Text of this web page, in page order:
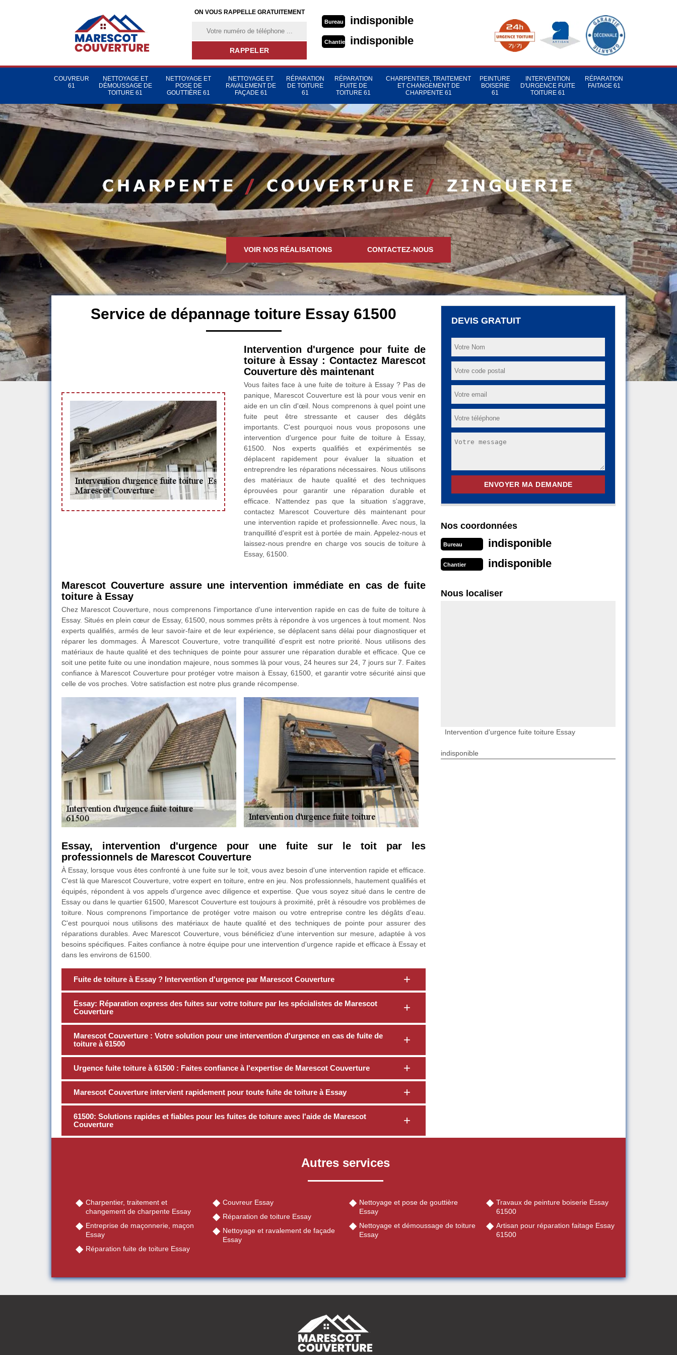
ON VOUS RAPPELLE GRATUITEMENT
Bureau indisponible
Chantier indisponible
COUVREUR
61
NETTOYAGE ET
DÉMOUSSAGE DE
TOITURE 61
NETTOYAGE ET
POSE DE
GOUTTIÈRE 61
NETTOYAGE ET
RAVALEMENT DE
FAÇADE 61
RÉPARATION
DE TOITURE
61
RÉPARATION
FUITE DE
TOITURE 61
CHARPENTIER, TRAITEMENT
ET CHANGEMENT DE
CHARPENTE 61
PEINTURE
BOISERIE
61
INTERVENTION
D'URGENCE FUITE
TOITURE 61
RÉPARATION
FAITAGE 61
VOIR NOS RÉALISATIONS CONTACTEZ-NOUS
Service de dépannage toiture Essay 61500
Intervention d'urgence pour fuite de
toiture à Essay : Contactez Marescot
Couverture dès maintenant
Vous faites face à une fuite de toiture à Essay ? Pas de
panique, Marescot Couverture est là pour vous venir en
aide en un clin d'œil. Nous comprenons à quel point une
fuite peut être stressante et causer des dégâts
importants. C'est pourquoi nous vous proposons une
intervention d'urgence pour fuite de toiture à Essay,
61500. Nos experts qualifiés et expérimentés se
déplacent rapidement pour évaluer la situation et
entreprendre les réparations nécessaires. Nous utilisons
des matériaux de haute qualité et des techniques
éprouvées pour garantir une réparation durable et
efficace. N'attendez pas que la situation s'aggrave,
contactez Marescot Couverture dès maintenant pour
une intervention rapide et professionnelle. Avec nous, la
tranquillité d'esprit est à portée de main. Appelez-nous et
laissez-nous prendre en charge vos soucis de toiture à
Essay, 61500.
Marescot Couverture assure une intervention immédiate en cas de fuite
toiture à Essay
Chez Marescot Couverture, nous comprenons l'importance d'une intervention rapide en cas de fuite de toiture à
Essay. Situés en plein cœur de Essay, 61500, nous sommes prêts à répondre à vos urgences à tout moment. Nos
experts qualifiés, armés de leur savoir-faire et de leur expérience, se déplacent sans délai pour diagnostiquer et
réparer les dommages. À Marescot Couverture, votre tranquillité d'esprit est notre priorité. Nous utilisons des
matériaux de haute qualité et des techniques de pointe pour assurer une réparation durable et efficace. Que ce
soit une petite fuite ou une inondation majeure, nous sommes là pour vous, 24 heures sur 24, 7 jours sur 7. Faites
confiance à Marescot Couverture pour protéger votre maison à Essay, 61500, et garantir votre sécurité ainsi que
celle de vos proches. Votre satisfaction est notre plus grande récompense.
Essay, intervention d'urgence pour une fuite sur le toit par les
professionnels de Marescot Couverture
À Essay, lorsque vous êtes confronté à une fuite sur le toit, vous avez besoin d'une intervention rapide et efficace.
C'est là que Marescot Couverture, votre expert en toiture, entre en jeu. Nos professionnels, hautement qualifiés et
équipés, répondent à vos appels d'urgence avec diligence et expertise. Que vous soyez situé dans le centre de
Essay ou dans le quartier 61500, Marescot Couverture est toujours à proximité, prêt à résoudre vos problèmes de
toiture. Nous comprenons l'importance de protéger votre maison ou votre entreprise contre les dégâts d'eau.
C'est pourquoi nous utilisons des matériaux de haute qualité et des techniques de pointe pour assurer des
réparations durables. Avec Marescot Couverture, vous bénéficiez d'une intervention sur mesure, adaptée à vos
besoins spécifiques. Faites confiance à notre équipe pour une intervention d'urgence rapide et efficace à Essay et
dans les environs de 61500.
Fuite de toiture à Essay ? Intervention d'urgence par Marescot Couverture
Essay: Réparation express des fuites sur votre toiture par les spécialistes de Marescot
Couverture
Marescot Couverture : Votre solution pour une intervention d'urgence en cas de fuite de
toiture à 61500
Urgence fuite toiture à 61500 : Faites confiance à l'expertise de Marescot Couverture
Marescot Couverture intervient rapidement pour toute fuite de toiture à Essay
61500: Solutions rapides et fiables pour les fuites de toiture avec l'aide de Marescot
Couverture
DEVIS GRATUIT
Nos coordonnées
Bureau indisponible
Chantier indisponible
Nous localiser
Intervention d'urgence fuite toiture Essay
indisponible
Autres services
Charpentier, traitement et
changement de charpente Essay
Entreprise de maçonnerie, maçon
Essay
Réparation fuite de toiture Essay
Couvreur Essay
Réparation de toiture Essay
Nettoyage et ravalement de façade
Essay
Nettoyage et pose de gouttière
Essay
Nettoyage et démoussage de toiture
Essay
Travaux de peinture boiserie Essay
61500
Artisan pour réparation faitage Essay
61500